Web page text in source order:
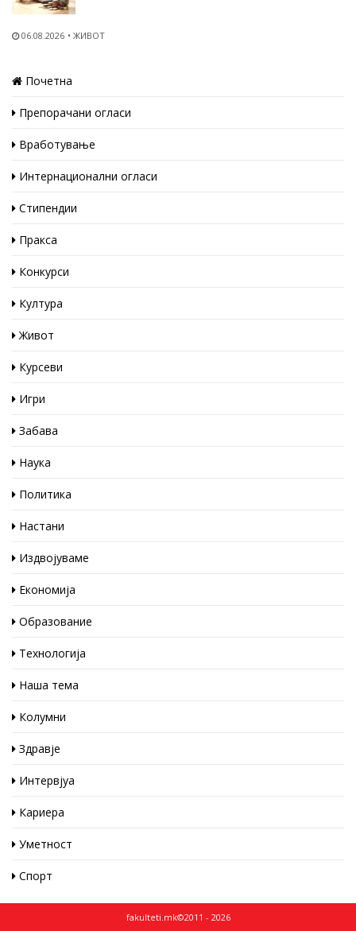
06.08.2026 ЖИВОТ
Почетна
Препорачани огласи
Вработување
Интернационални огласи
Стипендии
Пракса
Конкурси
Култура
Живот
Курсеви
Игри
Забава
Наука
Политика
Настани
Издвојуваме
Економија
Образование
Технологија
Наша тема
Колумни
Здравје
Интервјуа
Кариера
Уметност
Спорт
fakulteti.mk©2011 - 2026